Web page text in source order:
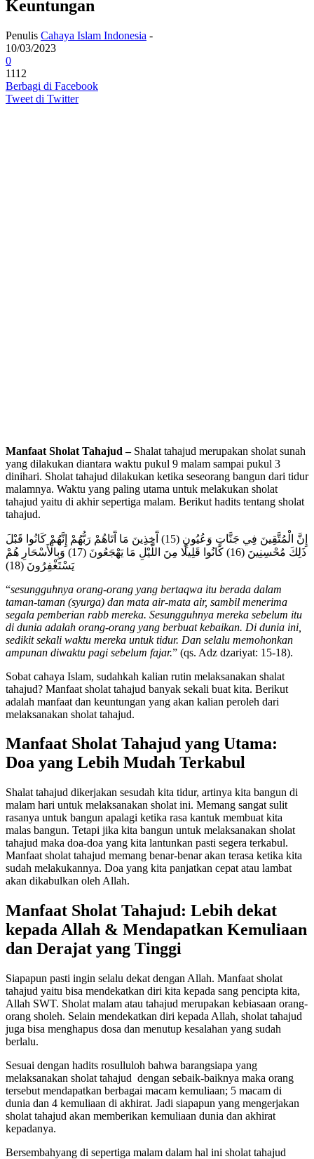
Keuntungan
Penulis Cahaya Islam Indonesia -
10/03/2023
0
1112
Berbagi di Facebook
Tweet di Twitter
Manfaat Sholat Tahajud – Shalat tahajud merupakan sholat sunah
yang dilakukan diantara waktu pukul 9 malam sampai pukul 3
dinihari. Sholat tahajud dilakukan ketika seseorang bangun dari tidur
malamnya. Waktu yang paling utama untuk melakukan sholat
tahajud yaitu di akhir sepertiga malam. Berikut hadits tentang sholat
tahajud.
إِنَّ الْمُتَّقِينَ فِي جَنَّاتٍ وَعُيُونٍ (15) آَخِذِينَ مَا آَتَاهُمْ رَبُّهُمْ إِنَّهُمْ كَانُوا قَبْلَ
ذَلِكَ مُحْسِنِينَ (16) كَانُوا قَلِيلًا مِنَ اللَّيْلِ مَا يَهْجَعُونَ (17) وَبِالْأَسْحَارِ هُمْ
يَسْتَغْفِرُونَ (18)
“sesungguhnya orang-orang yang bertaqwa itu berada dalam
taman-taman (syurga) dan mata air-mata air, sambil menerima
segala pemberian rabb mereka. Sesungguhnya mereka sebelum itu
di dunia adalah orang-orang yang berbuat kebaikan. Di dunia ini,
sedikit sekali waktu mereka untuk tidur. Dan selalu memohonkan
ampunan diwaktu pagi sebelum fajar.” (qs. Adz dzariyat: 15-18).
Sobat cahaya Islam, sudahkah kalian rutin melaksanakan shalat
tahajud? Manfaat sholat tahajud banyak sekali buat kita. Berikut
adalah manfaat dan keuntungan yang akan kalian peroleh dari
melaksanakan sholat tahajud.
Manfaat Sholat Tahajud yang Utama:
Doa yang Lebih Mudah Terkabul
Shalat tahajud dikerjakan sesudah kita tidur, artinya kita bangun di
malam hari untuk melaksanakan sholat ini. Memang sangat sulit
rasanya untuk bangun apalagi ketika rasa kantuk membuat kita
malas bangun. Tetapi jika kita bangun untuk melaksanakan sholat
tahajud maka doa-doa yang kita lantunkan pasti segera terkabul.
Manfaat sholat tahajud memang benar-benar akan terasa ketika kita
sudah melakukannya. Doa yang kita panjatkan cepat atau lambat
akan dikabulkan oleh Allah.
Manfaat Sholat Tahajud: Lebih dekat
kepada Allah & Mendapatkan Kemuliaan
dan Derajat yang Tinggi
Siapapun pasti ingin selalu dekat dengan Allah. Manfaat sholat
tahajud yaitu bisa mendekatkan diri kita kepada sang pencipta kita,
Allah SWT. Sholat malam atau tahajud merupakan kebiasaan orang-
orang sholeh. Selain mendekatkan diri kepada Allah, sholat tahajud
juga bisa menghapus dosa dan menutup kesalahan yang sudah
berlalu.
Sesuai dengan hadits rosulluloh bahwa barangsiapa yang
melaksanakan sholat tahajud dengan sebaik-baiknya maka orang
tersebut mendapatkan berbagai macam kemuliaan; 5 macam di
dunia dan 4 kemuliaan di akhirat. Jadi siapapun yang mengerjakan
sholat tahajud akan memberikan kemuliaan dunia dan akhirat
kepadanya.
Bersembahyang di sepertiga malam dalam hal ini sholat tahajud